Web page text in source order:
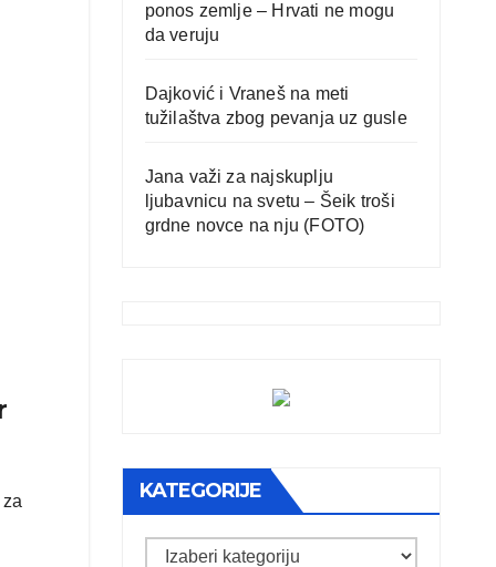
ponos zemlje – Hrvati ne mogu
da veruju
Dajković i Vraneš na meti
tužilaštva zbog pevanja uz gusle
Jana važi za najskuplju
ljubavnicu na svetu – Šeik troši
grdne novce na nju (FOTO)
KATEGORIJE
Kategorije